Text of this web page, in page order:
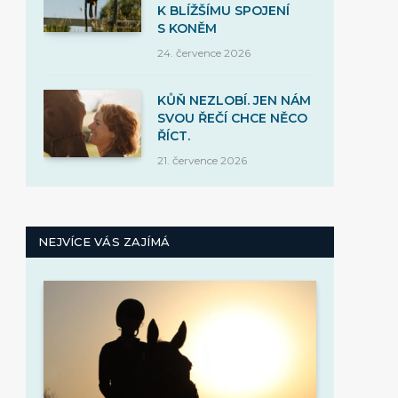
K BLÍŽŠÍMU SPOJENÍ
S KONĚM
24. července 2026
KŮŇ NEZLOBÍ. JEN NÁM
SVOU ŘEČÍ CHCE NĚCO
ŘÍCT.
21. července 2026
NEJVÍCE VÁS ZAJÍMÁ